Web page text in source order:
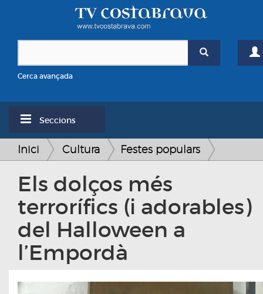
Cerca avançada
Seccions
Inici Cultura Festes populars
Els dolços més
terrorífics (i adorables)
del Halloween a
l’Empordà